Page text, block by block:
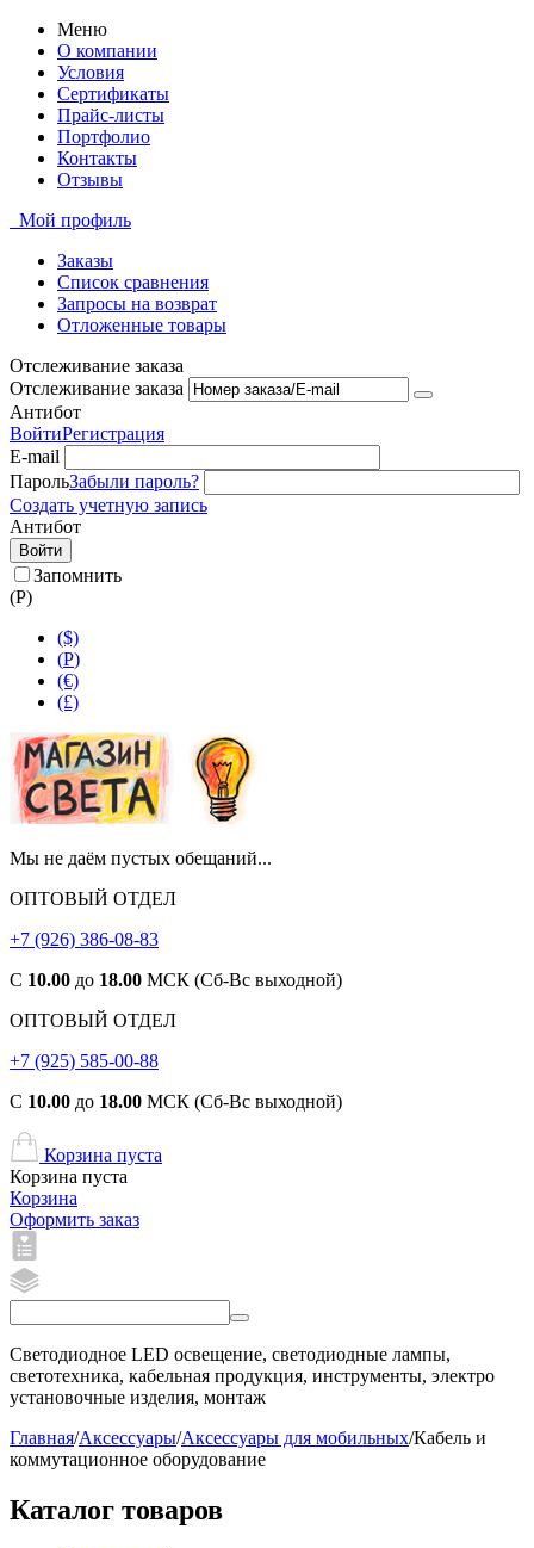
Меню
О компании
Условия
Сертификаты
Прайс-листы
Портфолио
Контакты
Отзывы
Мой профиль
Заказы
Список сравнения
Запросы на возврат
Отложенные товары
Отслеживание заказа
Отслеживание заказа
Антибот
ВойтиРегистрация
E-mail
ПарольЗабыли пароль?
Создать учетную запись
Антибот
Войти
Запомнить
(Р)
($)
(Р)
(€)
(£)
Мы не даём пустых обещаний...
ОПТОВЫЙ ОТДЕЛ
+7 (926) 386-08-83
С 10.00 до 18.00 МСК (Сб-Вс выходной)
ОПТОВЫЙ ОТДЕЛ
+7 (925) 585-00-88
С 10.00 до 18.00 МСК (Сб-Вс выходной)
Корзина пуста
Корзина пуста
Корзина
Оформить заказ
Светодиодное LED освещение, светодиодные лампы,
светотехника, кабельная продукция, инструменты, электро
установочные изделия, монтаж
Главная/Аксессуары/Аксессуары для мобильных/Кабель и
коммутационное оборудование
Каталог товаров